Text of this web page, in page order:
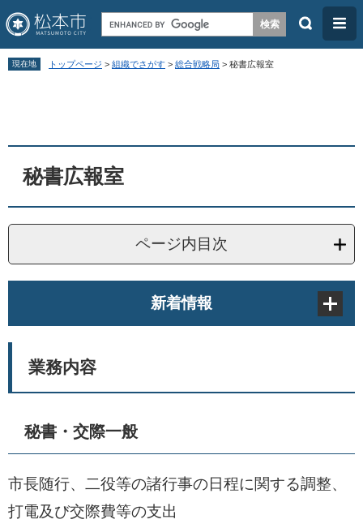
ペ
先
メ
を
本
検
メ
ニ
現在地 トップページ > 組織でさがす > 総合戦略局 > 秘書広報室
秘書広報室
ページ内目次
新着情報
業務内容
秘書・交際一般
市長随行、二役等の諸行事の日程に関する調整、
打電及び交際費等の支出